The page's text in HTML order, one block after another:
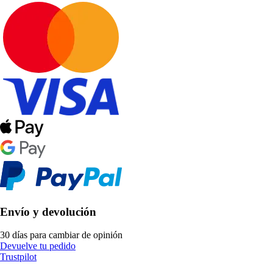
Envío y devolución
30 días para cambiar de opinión
Devuelve tu pedido
Trustpilot